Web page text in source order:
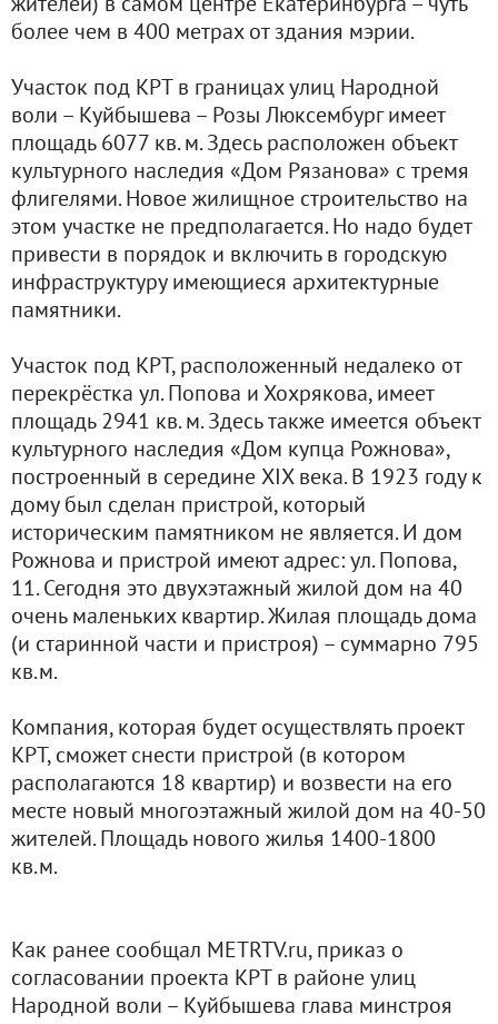
более чем в 400 метрах от здания мэрии.
Участок под КРТ в границах улиц Народной
воли – Куйбышева – Розы Люксембург имеет
площадь 6077 кв. м. Здесь расположен объект
культурного наследия «Дом Рязанова» с тремя
флигелями. Новое жилищное строительство на
этом участке не предполагается. Но надо будет
привести в порядок и включить в городскую
инфраструктуру имеющиеся архитектурные
памятники.
Участок под КРТ, расположенный недалеко от
перекрёстка ул. Попова и Хохрякова, имеет
площадь 2941 кв. м. Здесь также имеется объект
культурного наследия «Дом купца Рожнова»,
построенный в середине XIX века. В 1923 году к
дому был сделан пристрой, который
историческим памятником не является. И дом
Рожнова и пристрой имеют адрес: ул. Попова,
11. Сегодня это двухэтажный жилой дом на 40
очень маленьких квартир. Жилая площадь дома
(и старинной части и пристроя) – суммарно 795
кв.м.
Компания, которая будет осуществлять проект
КРТ, сможет снести пристрой (в котором
располагаются 18 квартир) и возвести на его
месте новый многоэтажный жилой дом на 40-50
жителей. Площадь нового жилья 1400-1800
кв.м.
Как ранее сообщал METRTV.ru, приказ о
согласовании проекта КРТ в районе улиц
Народной воли – Куйбышева глава минстроя